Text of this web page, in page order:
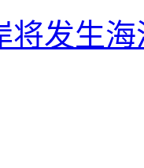
将发生